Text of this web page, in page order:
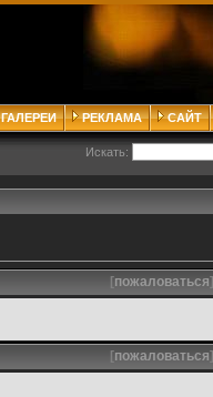
ГАЛЕРЕИ РЕКЛАМА САЙТ
Искать:
[пожаловаться]
[пожаловаться]